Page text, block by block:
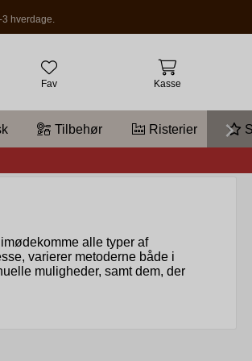
3 hverdage.
Fav Kasse
Tilbehør Risterier
alle typer af
varierer metoderne både i
muligheder, samt dem, der